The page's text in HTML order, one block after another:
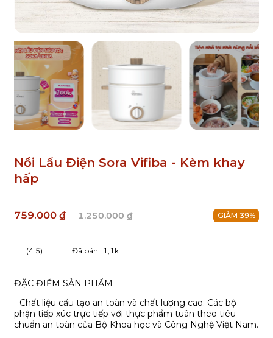
Nồi Lẩu Điện Sora Vifiba - Kèm khay
hấp
1.250.000 ₫
759.000 ₫ GIẢM 39%
ĐẶC ĐIỂM SẢN PHẨM
- Chất liệu cấu tạo an toàn và chất lượng cao: Các bộ
phận tiếp xúc trực tiếp với thực phẩm tuân theo tiêu
chuẩn an toàn của Bộ Khoa học và Công Nghệ Việt Nam.
(4.5) Đã bán: 1,1k